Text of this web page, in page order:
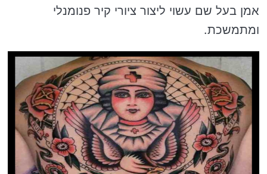
אמן בעל שם עשוי ליצור ציורי קיר פנומנלי
ומתמשכת.